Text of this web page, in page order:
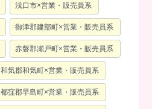
浅口市×営業・販売員系
御津郡建部町×営業・販売員系
赤磐郡瀬戸町×営業・販売員系
和気郡和気町×営業・販売員系
都窪郡早島町×営業・販売員系